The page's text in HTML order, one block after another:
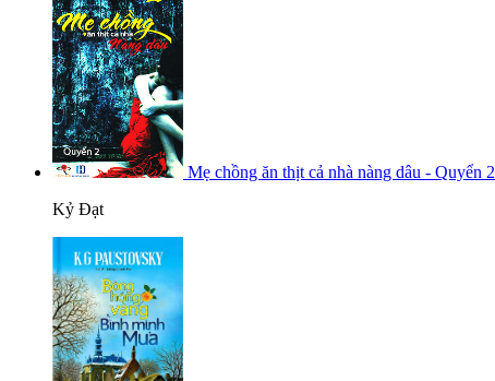
Mẹ chồng ăn thịt cả nhà nàng dâu - Quyển 2
Kỷ Đạt